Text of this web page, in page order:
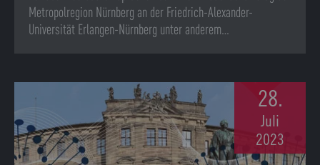
Metropolregion Nürnberg an der Friedrich-Alexander-
Universität Erlangen-Nürnberg unter anderem…
28.
Juli
2023